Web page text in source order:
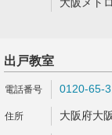
出戸教室
0120-65-
大阪府大